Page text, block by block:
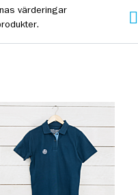
värderingar